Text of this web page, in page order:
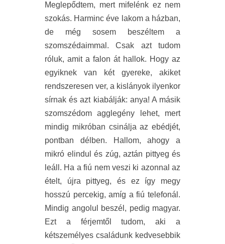
Meglepődtem, mert mifelénk ez nem
szokás. Harminc éve lakom a házban,
de még sosem beszéltem a
szomszédaimmal. Csak azt tudom
róluk, amit a falon át hallok. Hogy az
egyiknek van két gyereke, akiket
rendszeresen ver, a kislányok ilyenkor
sírnak és azt kiabálják: anya! A másik
szomszédom agglegény lehet, mert
mindig mikróban csinálja az ebédjét,
pontban délben. Hallom, ahogy a
mikró elindul és zúg, aztán pittyeg és
leáll. Ha a fiú nem veszi ki azonnal az
ételt, újra pittyeg, és ez így megy
hosszú percekig, amíg a fiú telefonál.
Mindig angolul beszél, pedig magyar.
Ezt a férjemtől tudom, aki a
kétszemélyes családunk kedvesebbik